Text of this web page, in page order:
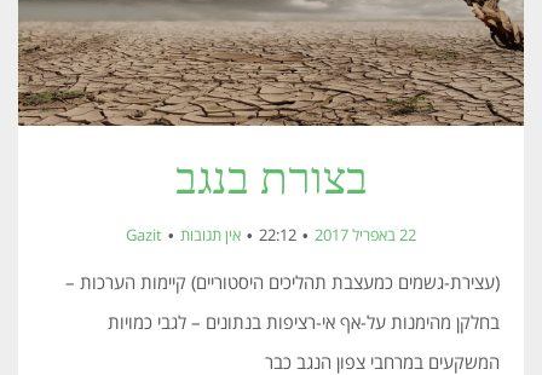
בצורת בנגב
22 באפריל 2017 22:12 אין תגובות Gazit
(עצירת-גשמים כמעצבת תהליכים היסטוריים) קיימות הערכות –
בחלקן מהימנות על-אף אי-רציפות בנתונים – לגבי כמויות
המשקעים במרחבי צפון הנגב כבר